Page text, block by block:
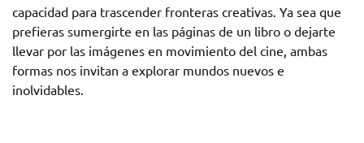
capacidad para trascender fronteras creativas. Ya sea que
prefieras sumergirte en las páginas de un libro o dejarte
llevar por las imágenes en movimiento del cine, ambas
formas nos invitan a explorar mundos nuevos e
inolvidables.